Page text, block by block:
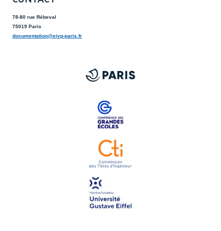
78-80 rue Rébeval
75019 Paris
documentation@eivp-paris.fr